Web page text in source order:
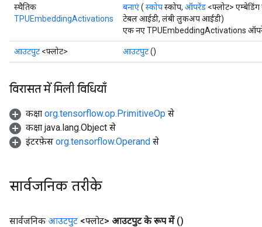
स्थैतिक
TPUEmbeddingActivations
बनाएं( स्कोपस्कोप, ऑपरेंड <फ्लोट>
टेबल आईडी, लंबी लुकअप आईडी)
एक नए TPUEmbeddingActivations
आउटपुट <फ्लोट> आउटपुट()
विरासत में मिली विधियाँ
कक्षा org.tensorflow.op.PrimitiveOp से
कक्षा java.lang.Object से
इंटरफ़ेस org.tensorflow.Operand से
सार्वजनिक तरीके
सार्वजनिक आउटपुट <फ्लोट> आउटपुट के रूप में ()